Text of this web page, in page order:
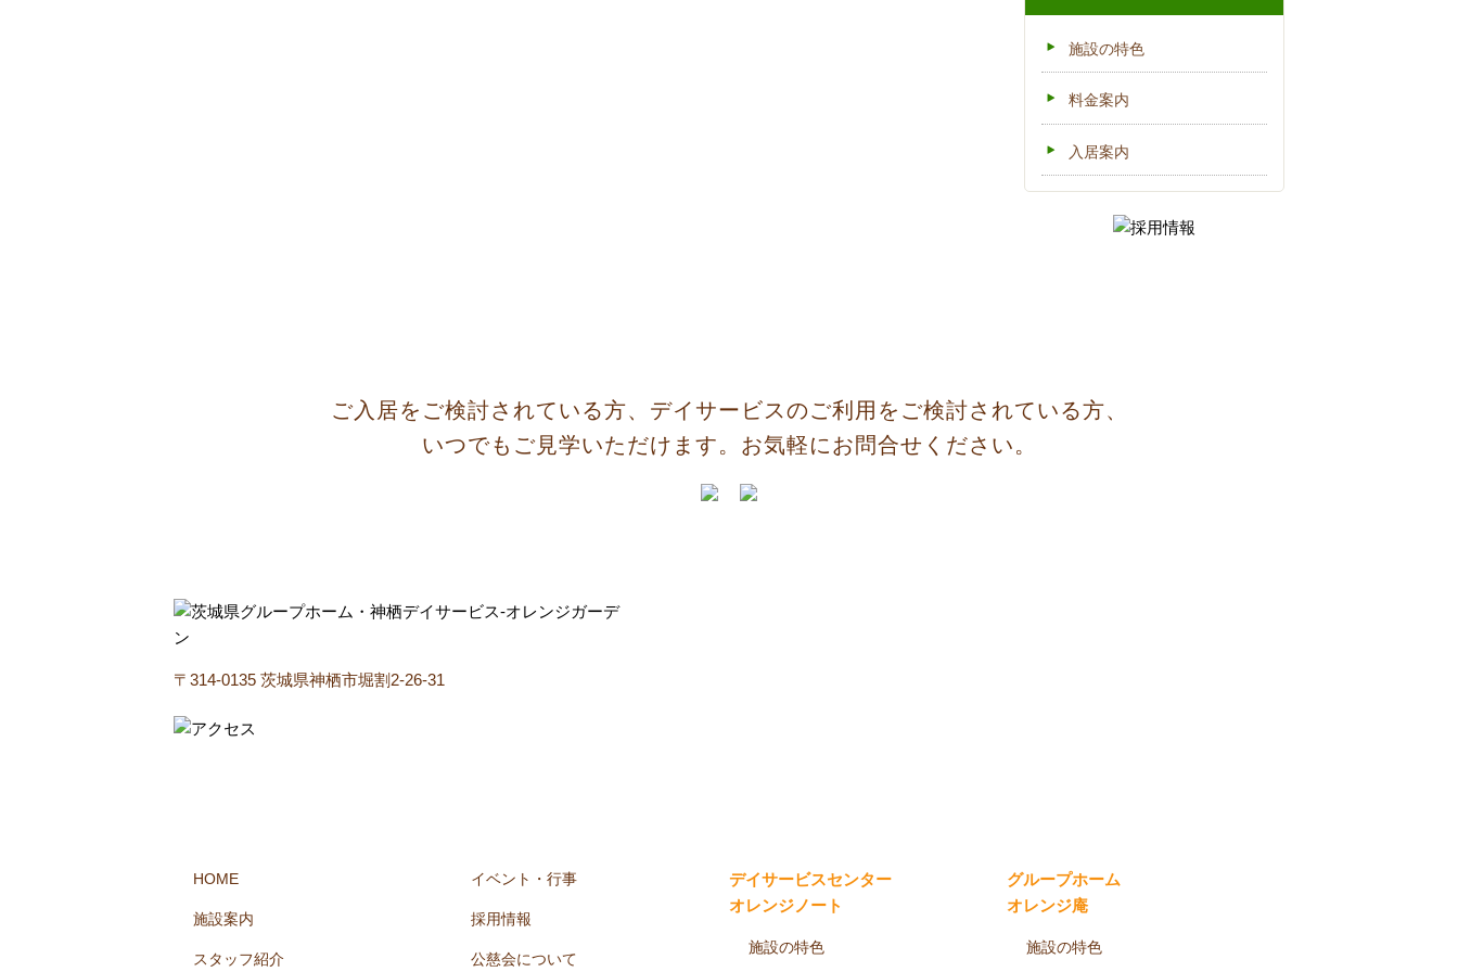
施設の特色
料金案内
入居案内
ご入居をご検討されている方、デイサービスのご利用をご検討されている方、
いつでもご見学いただけます。お気軽にお問合せください。
〒314-0135 茨城県神栖市堀割2-26-31
HOME
施設案内
スタッフ紹介
イベント・行事
採用情報
公慈会について
デイサービスセンター
オレンジノート
施設の特色
グループホーム
オレンジ庵
施設の特色